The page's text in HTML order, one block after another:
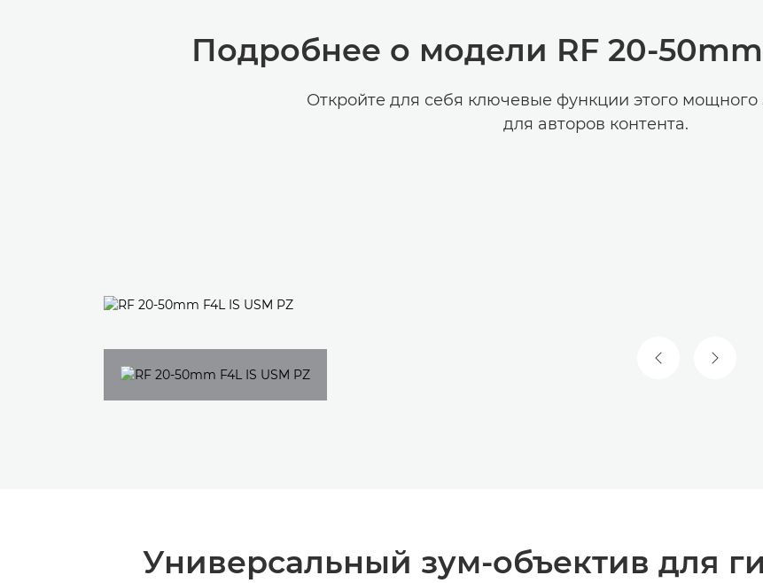
Подробнее о модели RF 20-50mm
Откройте для себя ключевые функции этого мощного
для авторов контента.
ПРЕДЫДУЩИЙ
Универсальный зум-объектив для